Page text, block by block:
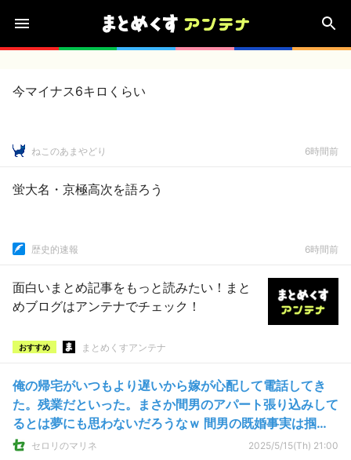
今マイナス6キロくらい
ねこのあまやどり 6時間前
蛍大名・京極高次を語ろう
歴史的速報 6時間前
面白いまとめ記事をもっと読みたい！まと
めブログはアンテナでチェック！
おすすめ まとめくすアンテナ
俺の帰宅がいつもより遅いから嫁が心配して電話してき
た。残業だといった。まさか間男のアパート張り込みして
るとは夢にも思わないだろうなｗ 間男の既婚事実は掴ん
だ。覚悟しとけ！
セロリのマリネ 2025/5/15(Th) 21:00